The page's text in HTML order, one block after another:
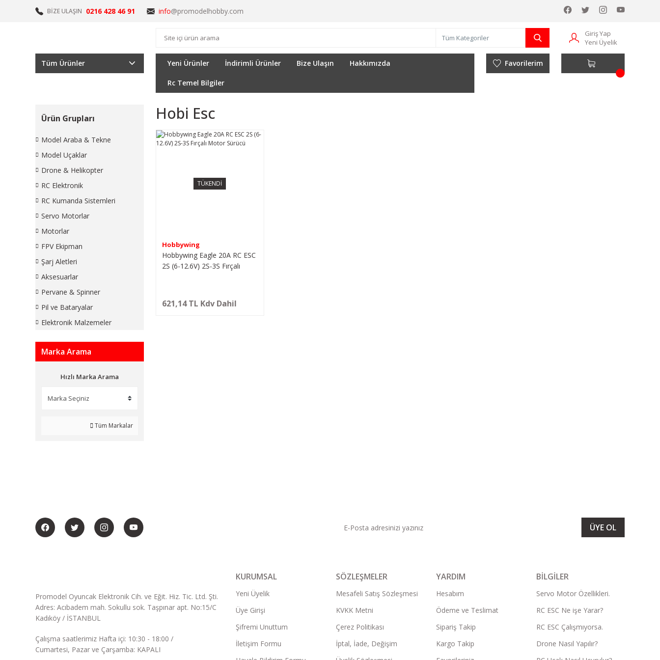
BİZE ULAŞIN 0216 428 46 91 info@promodelhobby.com
Giriş Yap
Yeni Üyelik
Tüm Ürünler Yeni Ürünler İndirimli Ürünler Bize Ulaşın Hakkımızda
Rc Temel Bilgiler
Favorilerim
Ürün Grupları
Model Araba & Tekne
Model Uçaklar
Drone & Helikopter
RC Elektronik
RC Kumanda Sistemleri
Servo Motorlar
Motorlar
FPV Ekipman
Şarj Aletleri
Aksesuarlar
Pervane & Spinner
Pil ve Bataryalar
Elektronik Malzemeler
Marka Arama
Hızlı Marka Arama
Tüm Markalar
Hobi Esc
TÜKENDİ
Hobbywing
Hobbywing Eagle 20A RC ESC
2S (6-12.6V) 2S-3S Fırçalı
621,14 TL Kdv Dahil
ÜYE OL
Promodel Oyuncak Elektronik Cih. ve Eğit. Hiz. Tic. Ltd. Şti.
Adres: Acıbadem mah. Sokullu sok. Taşpınar apt. No:15/C
Kadıköy / İSTANBUL
Çalışma saatlerimiz Hafta içi: 10:30 - 18:00 /
Cumartesi, Pazar ve Çarşamba: KAPALI
KURUMSAL
Yeni Üyelik
Üye Girişi
Şifremi Unuttum
İletişim Formu
SÖZLEŞMELER
Mesafeli Satış Sözleşmesi
KVKK Metni
Çerez Politikası
İptal, İade, Değişim
YARDIM
Hesabım
Ödeme ve Teslimat
Sipariş Takip
Kargo Takip
BİLGİLER
Servo Motor Özellikleri.
RC ESC Ne işe Yarar?
RC ESC Çalışmıyorsa.
Drone Nasıl Yapılır?